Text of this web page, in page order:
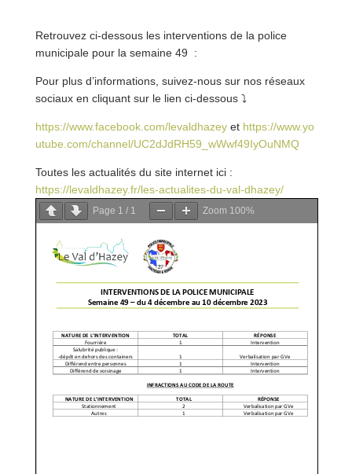
Retrouvez ci-dessous les interventions de la police
municipale pour la semaine 49 :
Pour plus d’informations, suivez-nous sur nos réseaux
sociaux en cliquant sur le lien ci-dessous ⤵
https://www.facebook.com/levaldhazeyet https://www.yo
utube.com/channel/UC2dJdRH59_wWwf49IyOuNMQ
Toutes les actualités du site internet ici :
https://levaldhazey.fr/les-actualites-du-val-dhazey/
Page 1 / 1 Zoom 100%